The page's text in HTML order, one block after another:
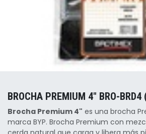
BROCHA PREMIUM 4" BRO-BRD4
Brocha Premium 4" es una brocha
marca BYP. Brocha Premium con